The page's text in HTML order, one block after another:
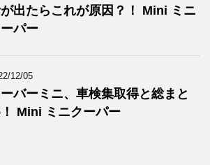
出たらこれが原因？！ Mini ミニ
パー
12/05
ーバーミニ、車検集取得と総まと
Mini ミニクーパー